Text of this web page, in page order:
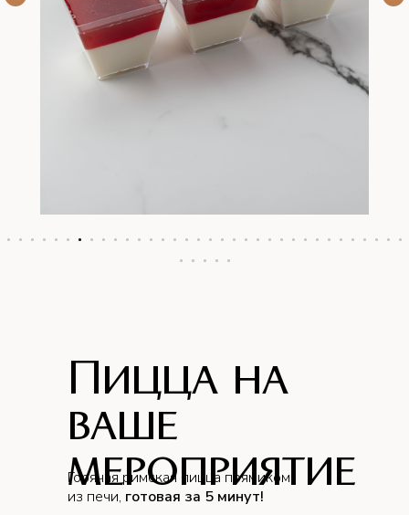
Пицца на
ваше
мероприятие
Горячая римская пицца прямиком
из печи, готовая за 5 минут!